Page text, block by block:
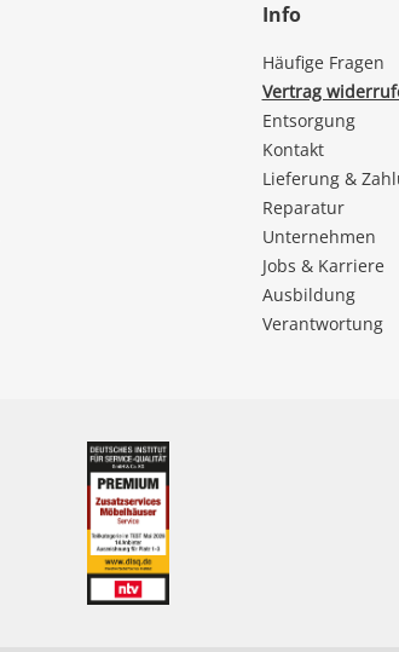
Info
Häufige Fragen
Vertrag
Entsorgung
Kontakt
Lieferung &
Reparatur
Unternehmen
Jobs & Karriere
Ausbildung
Verantwortung